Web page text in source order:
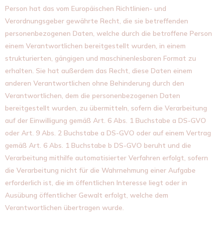
Person hat das vom Europäischen Richtlinien- und
Verordnungsgeber gewährte Recht, die sie betreffenden
personenbezogenen Daten, welche durch die betroffene Person
einem Verantwortlichen bereitgestellt wurden, in einem
strukturierten, gängigen und maschinenlesbaren Format zu
erhalten. Sie hat außerdem das Recht, diese Daten einem
anderen Verantwortlichen ohne Behinderung durch den
Verantwortlichen, dem die personenbezogenen Daten
bereitgestellt wurden, zu übermitteln, sofern die Verarbeitung
auf der Einwilligung gemäß Art. 6 Abs. 1 Buchstabe a DS-GVO
oder Art. 9 Abs. 2 Buchstabe a DS-GVO oder auf einem Vertrag
gemäß Art. 6 Abs. 1 Buchstabe b DS-GVO beruht und die
Verarbeitung mithilfe automatisierter Verfahren erfolgt, sofern
die Verarbeitung nicht für die Wahrnehmung einer Aufgabe
erforderlich ist, die im öffentlichen Interesse liegt oder in
Ausübung öffentlicher Gewalt erfolgt, welche dem
Verantwortlichen übertragen wurde.